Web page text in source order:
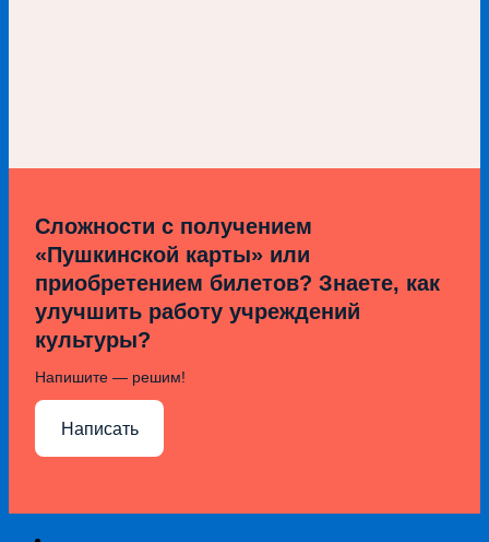
Сложности с получением
«Пушкинской карты» или
приобретением билетов? Знаете, как
улучшить работу учреждений
культуры?
Напишите — решим!
Написать